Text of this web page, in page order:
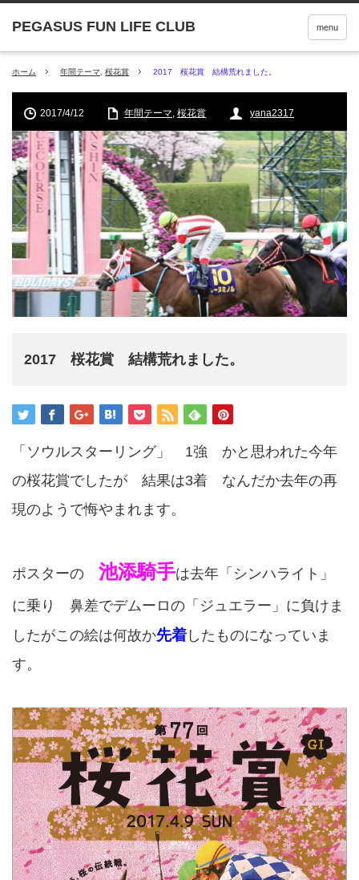
menu
ホーム 年間テーマ 桜花賞 2017 桜花賞 結構荒れました。
2017/4/12 年間テーマ, 桜花賞 yana2317
2017 桜花賞 結構荒れました。
「ソウルスターリング」 1強 かと思われた今年
の桜花賞でしたが 結果は3着 なんだか去年の再
現のようで悔やまれます。
ポスターの 池添騎手は去年「シンハライト」
に乗り 鼻差でデムーロの「ジュエラー」に負けま
したがこの絵は何故か先着 したものになっていま
す。